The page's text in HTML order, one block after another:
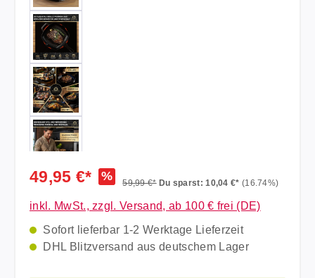
49,95 €* % 59,99 €* Du sparst: 10,04 €* (16.74%)
inkl. MwSt., zzgl. Versand, ab 100 € frei (DE)
Sofort lieferbar 1-2 Werktage Lieferzeit
DHL Blitzversand aus deutschem Lager